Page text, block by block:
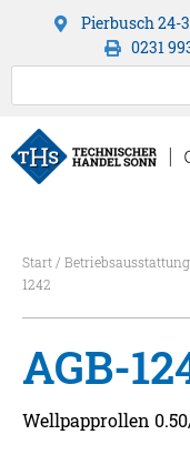
Pierbusch 24-
0231
Start/ Betriebsausstattung
1242
AGB-
Wellpapprollen